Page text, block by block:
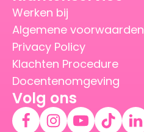
Werken bij
Algemene voorwaarden
Privacy Policy
Klachten Procedure
Docentenomgeving
Volg ons